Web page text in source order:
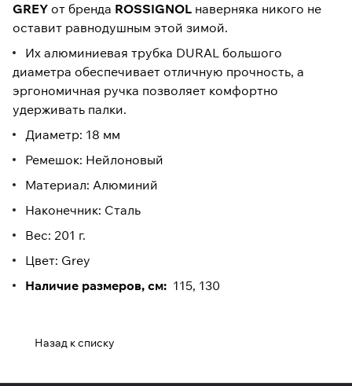
GREY от бренда ROSSIGNOL наверняка никого не
оставит равнодушным этой зимой.
Их алюминиевая трубка DURAL большого
диаметра обеспечивает отличную прочность, а
эргономичная ручка позволяет комфортно
удерживать палки.
Диаметр: 18 мм
Ремешок: Нейлоновый
Материал: Алюминий
Наконечник: Сталь
Вес: 201 г.
Цвет: Grey
Наличие размеров, см: 115, 130
Назад к списку